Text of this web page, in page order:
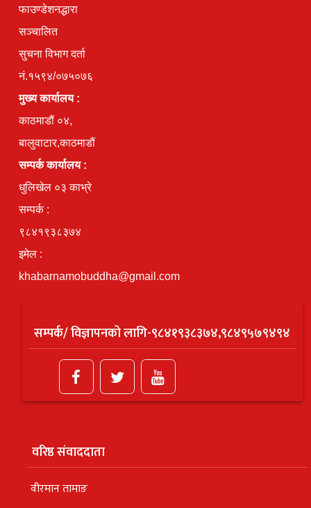
फाउण्डेशनद्धारा
सञ्चालित
सुचना विभाग दर्ता
नं.१५९४/०७५०७६
मुख्य कार्यालय :
काठमाडौं ०४,
बालुवाटार,काठमाडौं
सम्पर्क कार्यालय :
धुलिखेल ०३ काभ्रे
सम्पर्क :
९८४१९३८३७४
इमेल :
khabarnamobuddha@gmail.com
सम्पर्क/ विज्ञापनको लागि-९८४१९३८३७४,९८४९५७९४९४
वरिष्ठ संवाददाता
वीरमान तामाङ